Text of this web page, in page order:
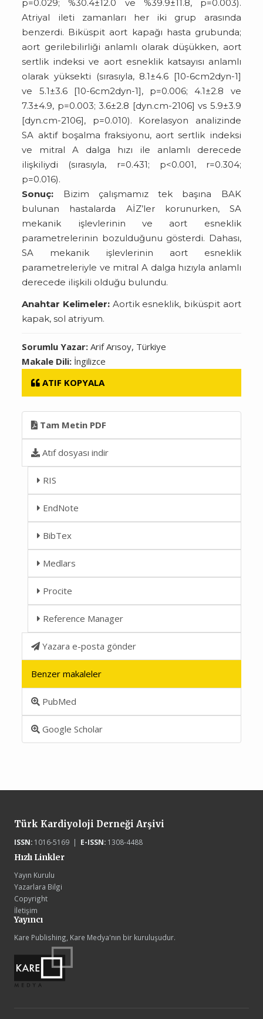
p=0.029; %30.4±12.0 ve %39.9±11.8, p=0.003).
Atriyal ileti zamanları her iki grup arasında
benzerdi. Biküspit aort kapağı hasta grubunda;
aort gerilebilirliği anlamlı olarak düşükken, aort
sertlik indeksi ve aort esneklik katsayısı anlamlı
olarak yüksekti (sırasıyla, 8.1±4.6 [10-6cm2dyn-1]
ve 5.1±3.6 [10-6cm2dyn-1], p=0.006; 4.1±2.8 ve
7.3±4.9, p=0.003; 3.6±2.8 [dyn.cm-2106] vs 5.9±3.9
[dyn.cm-2106], p=0.010). Korelasyon analizinde
SA aktif boşalma fraksiyonu, aort sertlik indeksi
ve mitral A dalga hızı ile anlamlı derecede
ilişkiliydi (sırasıyla, r=0.431; p<0.001, r=0.304;
p=0.016).
Sonuç: Bizim çalışmamız tek başına BAK
bulunan hastalarda AİZ’ler korunurken, SA
mekanik işlevlerinin ve aort esneklik
parametrelerinin bozulduğunu gösterdi. Dahası,
SA mekanik işlevlerinin aort esneklik
parametreleriyle ve mitral A dalga hızıyla anlamlı
derecede ilişkili olduğu bulundu.
Anahtar Kelimeler: Aortik esneklik, biküspit aort
kapak, sol atriyum.
Sorumlu Yazar:Arif Arısoy, Türkiye
Makale Dili: İngilizce
ATIF KOPYALA
Tam Metin PDF
Atıf dosyası indir
RIS
EndNote
BibTex
Medlars
Procite
Reference Manager
Yazara e-posta gönder
Benzer makaleler
PubMed
Google Scholar
Türk Kardiyoloji Derneği Arşivi
ISSN:1016-5169 | E-ISSN:1308-4488
Hızlı Linkler
Yayın Kurulu
Yazarlara Bilgi
Copyright
İletişim
Yayıncı
Kare Publishing, Kare Medya'nın bir kuruluşudur.